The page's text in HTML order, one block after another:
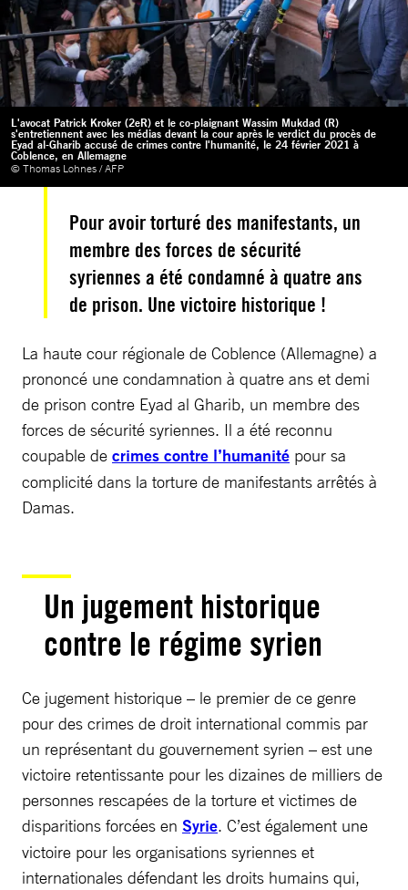
L'avocat Patrick Kroker (2eR) et le co-plaignant Wassim Mukdad (R)
s'entretiennent avec les médias devant la cour après le verdict du procès de
Eyad al-Gharib accusé de crimes contre l'humanité, le 24 février 2021 à
Coblence, en Allemagne
© Thomas Lohnes / AFP
Pour avoir torturé des manifestants, un
membre des forces de sécurité
syriennes a été condamné à quatre ans
de prison. Une victoire historique !
La haute cour régionale de Coblence (Allemagne) a
prononcé une condamnation à quatre ans et demi
de prison contre Eyad al Gharib, un membre des
forces de sécurité syriennes. Il a été reconnu
coupable de crimes contre l’humanité pour sa
complicité dans la torture de manifestants arrêtés à
Damas.
Un jugement historique
contre le régime syrien
Ce jugement historique – le premier de ce genre
pour des crimes de droit international commis par
un représentant du gouvernement syrien – est une
victoire retentissante pour les dizaines de milliers de
personnes rescapées de la torture et victimes de
disparitions forcées en Syrie. C’est également une
victoire pour les organisations syriennes et
internationales défendant les droits humains qui,